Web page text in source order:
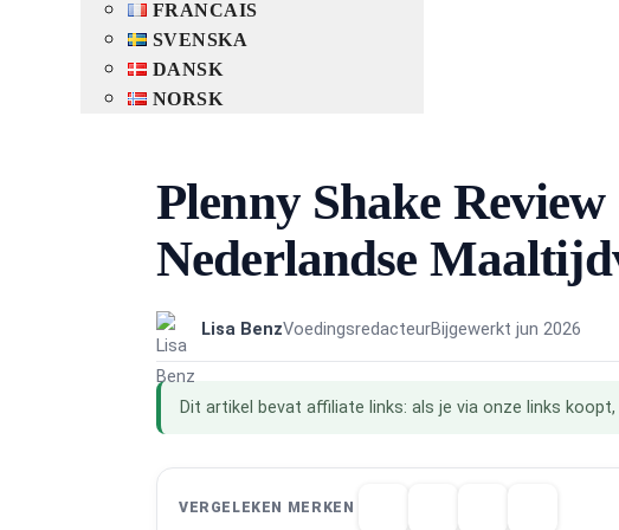
FRANCAIS
SVENSKA
DANSK
NORSK
Plenny Shake
Nederlandse
Lisa BenzVoedingsredacteurBijgewerkt jun 2026
Dit artikel bevat affiliate links: als je via onze links
VERGELEKEN MERKEN